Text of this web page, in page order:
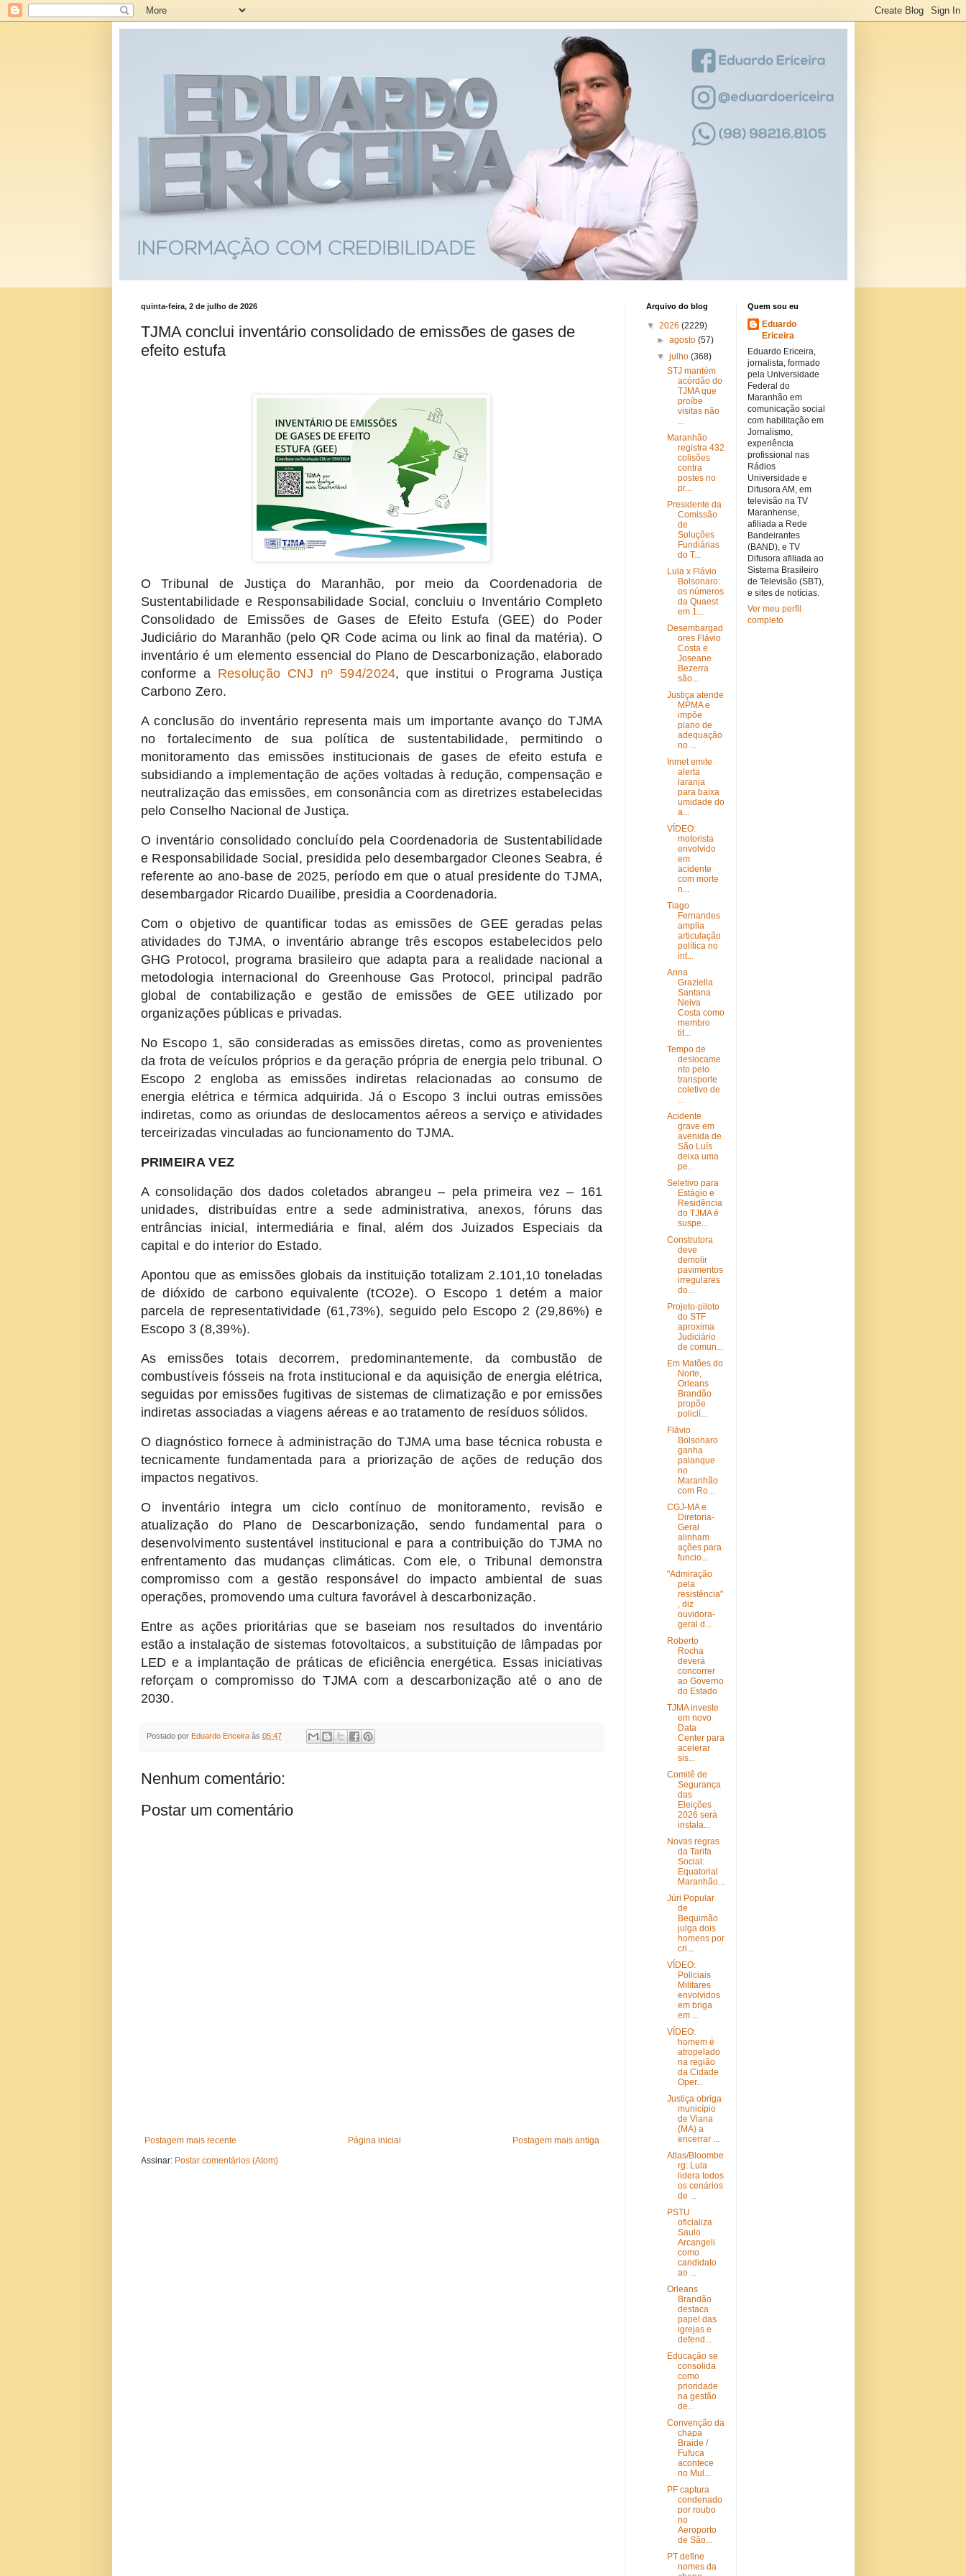
quinta-feira, 2 de julho de 2026
TJMA conclui inventário consolidado de emissões de gases de
efeito estufa
O Tribunal de Justiça do Maranhão, por meio da Coordenadoria de
Sustentabilidade e Responsabilidade Social, concluiu o Inventário Completo
Consolidado de Emissões de Gases de Efeito Estufa (GEE) do Poder
Judiciário do Maranhão (pelo QR Code acima ou link ao final da matéria). O
inventário é um elemento essencial do Plano de Descarbonização, elaborado
conforme a Resolução CNJ nº 594/2024, que institui o Programa Justiça
Carbono Zero.
A conclusão do inventário representa mais um importante avanço do TJMA
no fortalecimento de sua política de sustentabilidade, permitindo o
monitoramento das emissões institucionais de gases de efeito estufa e
subsidiando a implementação de ações voltadas à redução, compensação e
neutralização das emissões, em consonância com as diretrizes estabelecidas
pelo Conselho Nacional de Justiça.
O inventário consolidado concluído pela Coordenadoria de Sustentabilidade
e Responsabilidade Social, presidida pelo desembargador Cleones Seabra, é
referente ao ano-base de 2025, período em que o atual presidente do TJMA,
desembargador Ricardo Duailibe, presidia a Coordenadoria.
Com o objetivo de quantificar todas as emissões de GEE geradas pelas
atividades do TJMA, o inventário abrange três escopos estabelecidos pelo
GHG Protocol, programa brasileiro que adapta para a realidade nacional a
metodologia internacional do Greenhouse Gas Protocol, principal padrão
global de contabilização e gestão de emissões de GEE utilizado por
organizações públicas e privadas.
No Escopo 1, são consideradas as emissões diretas, como as provenientes
da frota de veículos próprios e da geração própria de energia pelo tribunal. O
Escopo 2 engloba as emissões indiretas relacionadas ao consumo de
energia elétrica e térmica adquirida. Já o Escopo 3 inclui outras emissões
indiretas, como as oriundas de deslocamentos aéreos a serviço e atividades
terceirizadas vinculadas ao funcionamento do TJMA.
PRIMEIRA VEZ
A consolidação dos dados coletados abrangeu – pela primeira vez – 161
unidades, distribuídas entre a sede administrativa, anexos, fóruns das
entrâncias inicial, intermediária e final, além dos Juizados Especiais da
capital e do interior do Estado.
Apontou que as emissões globais da instituição totalizam 2.101,10 toneladas
de dióxido de carbono equivalente (tCO2e). O Escopo 1 detém a maior
parcela de representatividade (61,73%), seguido pelo Escopo 2 (29,86%) e
Escopo 3 (8,39%).
As emissões totais decorrem, predominantemente, da combustão de
combustíveis fósseis na frota institucional e da aquisição de energia elétrica,
seguidas por emissões fugitivas de sistemas de climatização e por emissões
indiretas associadas a viagens aéreas e ao tratamento de resíduos sólidos.
O diagnóstico fornece à administração do TJMA uma base técnica robusta e
tecnicamente fundamentada para a priorização de ações de redução dos
impactos negativos.
O inventário integra um ciclo contínuo de monitoramento, revisão e
atualização do Plano de Descarbonização, sendo fundamental para o
desenvolvimento sustentável institucional e para a contribuição do TJMA no
enfrentamento das mudanças climáticas. Com ele, o Tribunal demonstra
compromisso com a gestão responsável do impacto ambiental de suas
operações, promovendo uma cultura favorável à descarbonização.
Entre as ações prioritárias que se baseiam nos resultados do inventário
estão a instalação de sistemas fotovoltaicos, a substituição de lâmpadas por
LED e a implantação de práticas de eficiência energética. Essas iniciativas
reforçam o compromisso do TJMA com a descarbonização até o ano de
2030.
Postado por Eduardo Ericeira às 05:47
Nenhum comentário:
Postar um comentário
Postagem mais recente Postagem mais antiga
Página inicial
Assinar: Postar comentários (Atom)
Arquivo do blog
▼ 2026 (2229)
► agosto (57)
▼ julho (368)
STJ mantém
acórdão do
TJMA que
proíbe
visitas não
...
Maranhão
registra 432
colisões
contra
postes no
pr...
Presidente da
Comissão
de
Soluções
Fundiárias
do T...
Lula x Flávio
Bolsonaro:
os números
da Quaest
em 1...
Desembargad
ores Flávio
Costa e
Joseane
Bezerra
são...
Justiça atende
MPMA e
impõe
plano de
adequação
no ...
Inmet emite
alerta
laranja
para baixa
umidade do
a...
VÍDEO:
motorista
envolvido
em
acidente
com morte
n...
Tiago
Fernandes
amplia
articulação
política no
int...
Anna
Graziella
Santana
Neiva
Costa como
membro
tit...
Tempo de
deslocame
nto pelo
transporte
coletivo de
...
Acidente
grave em
avenida de
São Luís
deixa uma
pe...
Seletivo para
Estágio e
Residência
do TJMA é
suspe...
Construtora
deve
demolir
pavimentos
irregulares
do...
Projeto-piloto
do STF
aproxima
Judiciário
de comun...
Em Matões do
Norte,
Orleans
Brandão
propõe
policlí...
Flávio
Bolsonaro
ganha
palanque
no
Maranhão
com Ro...
CGJ-MA e
Diretoria-
Geral
alinham
ações para
funcio...
"Admiração
pela
resistência"
, diz
ouvidora-
geral d...
Roberto
Rocha
deverá
concorrer
ao Governo
do Estado
TJMA investe
em novo
Data
Center para
acelerar
sis...
Comitê de
Segurança
das
Eleições
2026 será
instala...
Novas regras
da Tarifa
Social:
Equatorial
Maranhão...
Júri Popular
de
Bequimão
julga dois
homens por
cri...
VÍDEO:
Policiais
Militares
envolvidos
em briga
em ...
VÍDEO:
homem é
atropelado
na região
da Cidade
Oper...
Justiça obriga
município
de Viana
(MA) a
encerrar ...
Atlas/Bloombe
rg: Lula
lidera todos
os cenários
de ...
PSTU
oficializa
Saulo
Arcangeli
como
candidato
ao ...
Orleans
Brandão
destaca
papel das
igrejas e
defend...
Educação se
consolida
como
prioridade
na gestão
de...
Convenção da
chapa
Braide /
Fufuca
acontece
no Mul...
PF captura
condenado
por roubo
no
Aeroporto
de São...
PT define
nomes da
Quem sou eu
Eduardo
Ericeira
Eduardo Ericeira,
jornalista, formado
pela Universidade
Federal do
Maranhão em
comunicação social
com habilitação em
Jornalismo,
experiência
profissional nas
Rádios
Universidade e
Difusora AM, em
televisão na TV
Maranhense,
afiliada a Rede
Bandeirantes
(BAND), e TV
Difusora afiliada ao
Sistema Brasileiro
de Televisão (SBT),
e sites de notícias.
Ver meu perfil
completo